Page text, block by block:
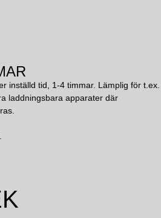
inställd tid, 1-4 timmar. Lämplig för t.ex.
laddningsbara apparater där